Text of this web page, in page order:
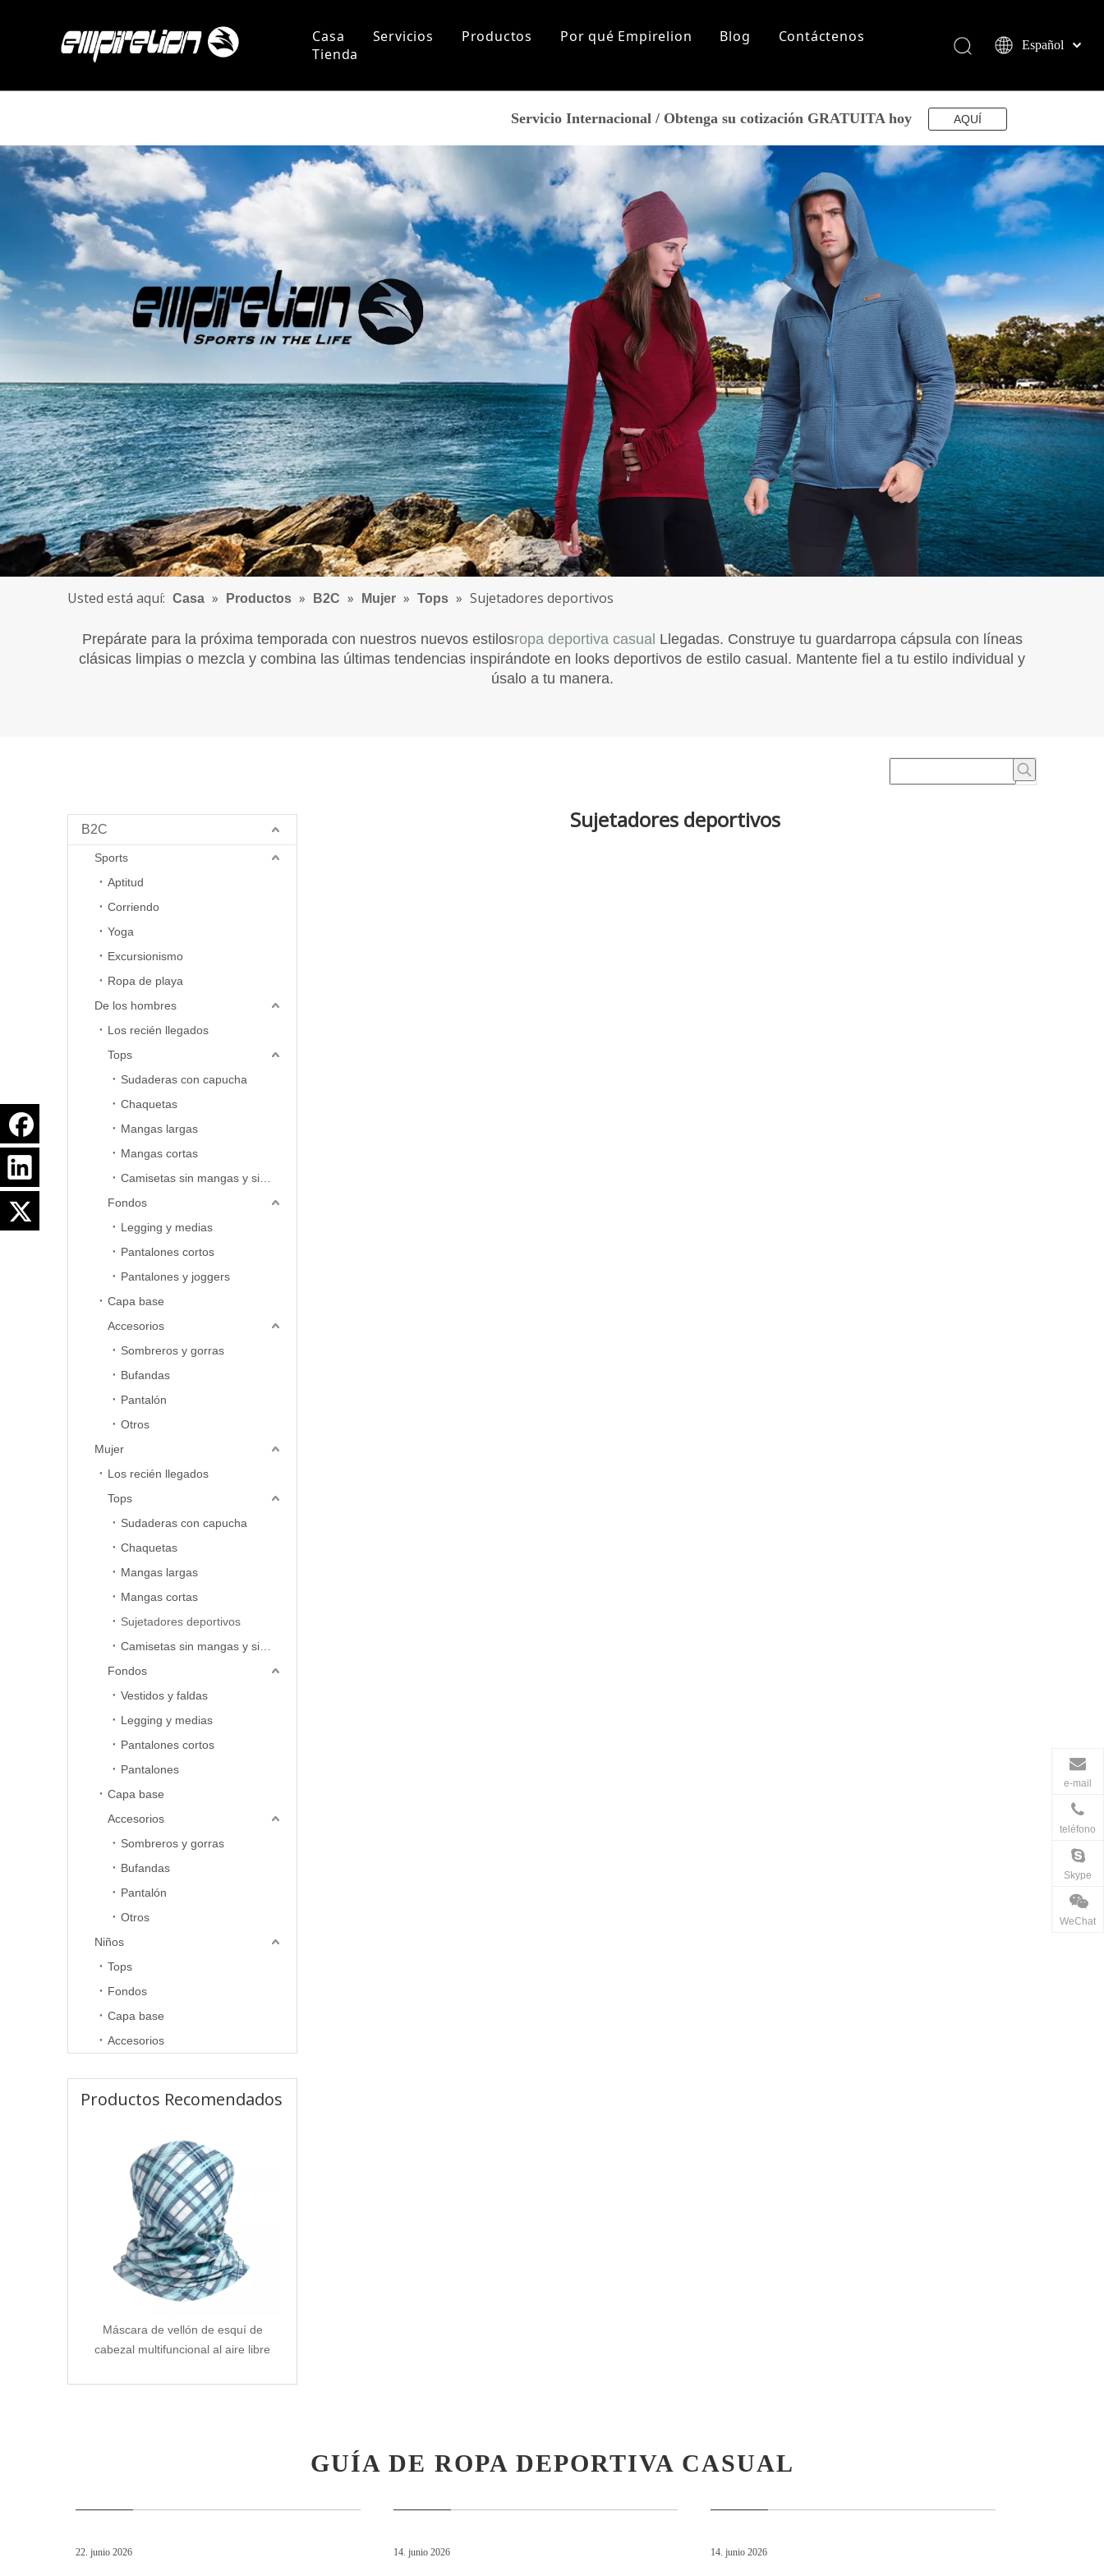
Casa Servicios Productos
De los hombres
Los recién llegados
Tops
Fondos
Capa base
Accesorios
Mujer
Los recién llegados
Fondos
Capa base
Accesorios
Niños
Tops
Fondos
Capa base
Accesorios
Por qué Empirelion
Historia de la marca
Nuestro mercado
Certificados
Marca de cooperación
Blog
Contáctenos
Tienda
Español
简体中文
Pусский
Português
Deutsch
Italiano
norsk språk
Servicio Internacional / Obtenga su cotización GRATUITA hoy AQUÍ
Usted está aquí: Casa » Productos » B2C » Mujer » Tops » Sujetadores deportivos
Prepárate para la próxima temporada con nuestros nuevos estilosropa deportiva casual Llegadas. Construye tu guardarropa cápsula con líneas
clásicas limpias o mezcla y combina las últimas tendencias inspirándote en looks deportivos de estilo casual. Mantente fiel a tu estilo individual y
úsalo a tu manera.
B2C
Sports
Aptitud
Corriendo
Yoga
Excursionismo
Ropa de playa
De los hombres
Los recién llegados
Tops
Sudaderas con capucha
Chaquetas
Mangas largas
Mangas cortas
Fondos
Legging y medias
Pantalones cortos
Pantalones y joggers
Capa base
Accesorios
Sombreros y gorras
Bufandas
Pantalón
Otros
Mujer
Los recién llegados
Tops
Sudaderas con capucha
Chaquetas
Mangas largas
Mangas cortas
Sujetadores deportivos
Fondos
Vestidos y faldas
Legging y medias
Pantalones cortos
Pantalones
Capa base
Accesorios
Sombreros y gorras
Bufandas
Pantalón
Otros
Niños
Tops
Fondos
Capa base
Accesorios
Productos Recomendados
Máscara de vellón de esquí de
cabezal multifuncional al aire libre
Sujetadores deportivos
GUÍA DE ROPA DEPORTIVA CASUAL
22. junio 2026 14. junio 2026 14. junio 2026
e-mail
teléfono
Skype
WeChat